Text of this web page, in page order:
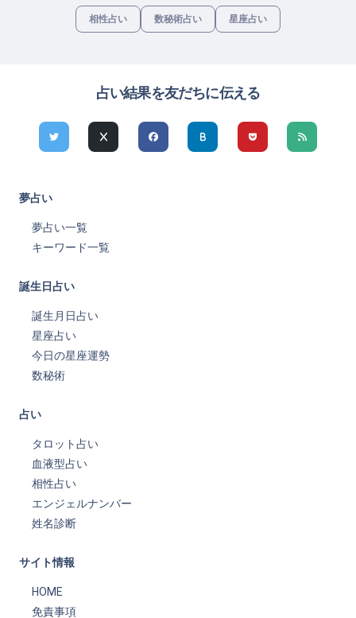
相性占い 数秘術占い 星座占い
占い結果を友だちに伝える
夢占い
夢占い一覧
キーワード一覧
誕生日占い
誕生月日占い
星座占い
今日の星座運勢
数秘術
占い
タロット占い
血液型占い
相性占い
エンジェルナンバー
姓名診断
サイト情報
HOME
免責事項